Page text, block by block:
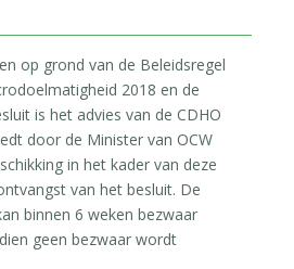
op grond van de Beleidsregel
2018 en de
is het advies van de CDHO
door de Minister van OCW
in het kader van deze
van het besluit. De
binnen 6 weken bezwaar
geen bezwaar wordt